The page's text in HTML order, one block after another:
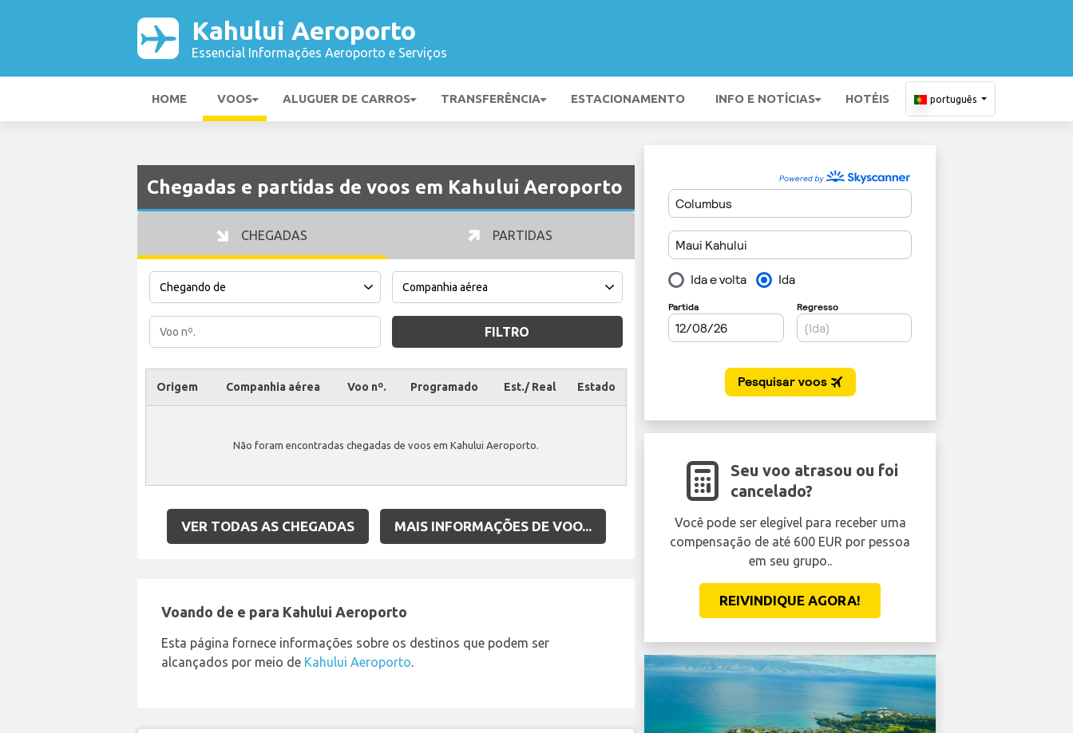
Kahului Aeroporto
Essencial Informações Aeroporto e Serviços
HOME VOOS ALUGUER DE CARROS TRANSFERÊNCIA ESTACIONAMENTO INFO E NOTÍCIAS HOTÉIS português
Chegadas e partidas de voos em Kahului Aeroporto
CHEGADAS PARTIDAS
FILTRO
Origem Companhia aérea Voo nº. Programado Est./ Real Estado
Não foram encontradas chegadas de voos em Kahului Aeroporto.
VER TODAS AS CHEGADAS MAIS INFORMAÇÕES DE VOO...
Voando de e para Kahului Aeroporto
Esta página fornece informações sobre os destinos que podem ser
alcançados por meio de Kahului Aeroporto.
Seu voo atrasou ou foi
cancelado?
Você pode ser elegível para receber uma
compensação de até 600 EUR por pessoa
em seu grupo..
REIVINDIQUE AGORA!